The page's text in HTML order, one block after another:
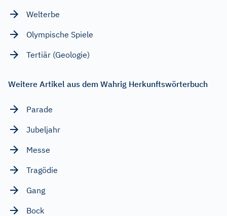
Welterbe
Olympische Spiele
Tertiär (Geologie)
Weitere Artikel aus dem Wahrig Herkunftswörterbuch
Parade
Jubeljahr
Messe
Tragödie
Gang
Bock